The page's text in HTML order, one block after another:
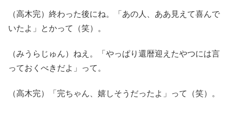
（高木完）終わった後にね。「あの人、ああ見えて喜んで
いたよ」とかって（笑）。
（みうらじゅん）ねえ。「やっぱり還暦迎えたやつには言
っておくべきだよ」って。
（高木完）「完ちゃん、嬉しそうだったよ」って（笑）。